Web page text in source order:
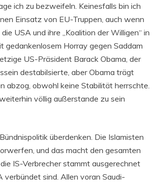
ich zu bezweifeln. Keinesfalls bin ich
Einsatz von EU-Truppen, auch wenn
USA und ihre „Koalition der Willigen“ in
Horray gegen Saddam
US-Präsident Barack Obama, der
destabilsierte, aber Obama trägt
abzog, obwohl keine Stabilität herrschte.
völlig außerstande zu sein
überdenken. Die Islamisten
und das macht den gesamten
IS-Verbrecher stammt ausgerechnet
verbündet sind. Allen voran Saudi-